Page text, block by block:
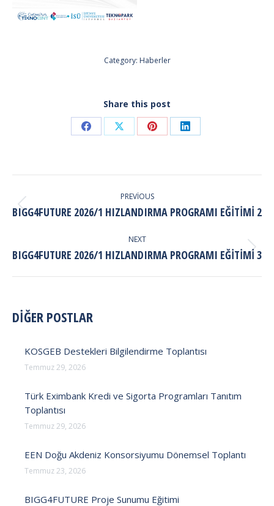
Category: Haberler
Share this post
Share
Facebook
Share
X
Share
Pinterest
Share
LinkedIn
NAVIGATION
PREVIOUS
Previous
BIGG4FUTURE 2026/1 HIZLANDIRMA PROGRAMI EĞITIMI 2
NEXT
Next
BIGG4FUTURE 2026/1 HIZLANDIRMA PROGRAMI EĞITIMI 3
DİĞER POSTLAR
KOSGEB Destekleri Bilgilendirme Toplantısı
Temmuz 29, 2026
Türk Eximbank Kredi ve Sigorta Programları Tanıtım
Toplantısı
Temmuz 29, 2026
EEN Doğu Akdeniz Konsorsiyumu Dönemsel Toplantı
Temmuz 23, 2026
BIGG4FUTURE Proje Sunumu Eğitimi